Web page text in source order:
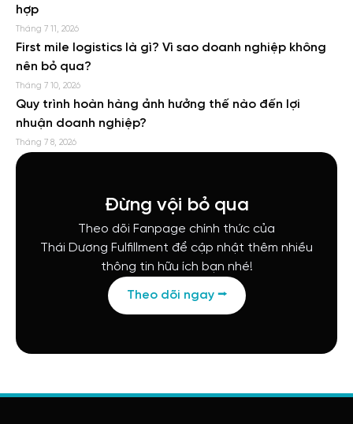
hợp
Tháng 7 11, 2026
First mile logistics là gì? Vì sao doanh nghiệp không
nên bỏ qua?
Tháng 7 10, 2026
Quy trình hoàn hàng ảnh hưởng thế nào đến lợi
nhuận doanh nghiệp?
Tháng 7 8, 2026
Đừng vội bỏ qua
Theo dõi Fanpage chính thức của
Thái Dương Fulfillment để cập nhật thêm nhiều
thông tin hữu ích bạn nhé!
Theo dõi ngay ⭢